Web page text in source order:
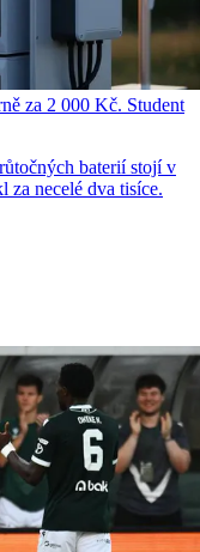
za 2 000 Kč. Student
baterií stojí v
za necelé dva tisíce.